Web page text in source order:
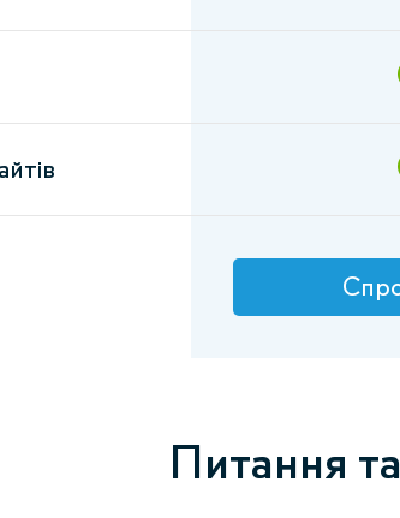
Питання